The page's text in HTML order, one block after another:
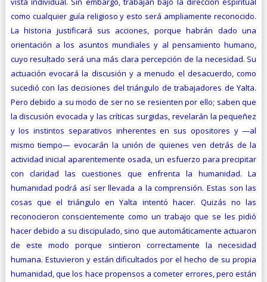
como cualquier guía religioso y esto será ampliamente reconocido.
La historia justificará sus acciones, porque habrán dado una
orientación a los asuntos mundiales y al pensamiento humano,
cuyo resultado será una más clara percepción de la necesidad. Su
actuación evocará la discusión y a menudo el desacuerdo, como
sucedió con las decisiones del triángulo de trabajadores de Yalta.
Pero debido a su modo de ser no se resienten por ello; saben que
la discusión evocada y las críticas surgidas, revelarán la pequeñez
y los instin­tos separativos inherentes en sus opositores y —al
mismo tiempo— evocarán la unión de quienes ven detrás de la
actividad inicial aparentemente osada, un esfuerzo para precipitar
con claridad las cuestiones que enfrenta la humanidad. La
humanidad podrá así ser llevada a la comprensión. Estas son las
cosas que el triángulo en Yalta intentó hacer. Quizás no las
reconocieron conscientemente como un trabajo que se les pidió
hacer debido a su discipulado, sino que automáticamente actuaron
de este modo porque sintieron correctamente la necesidad
humana. Estuvieron y están dificultados por el hecho de su propia
humanidad, que los hace propensos a cometer errores, pero están